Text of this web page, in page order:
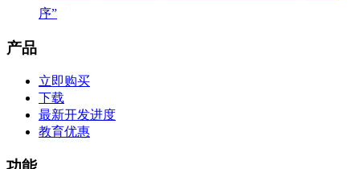
序”
产品
立即购买
下载
最新开发进度
教育优惠